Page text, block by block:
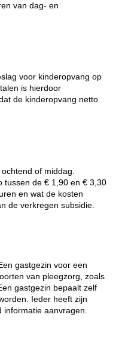
van dag- en
voor kinderopvang op
is hierdoor
de kinderopvang netto
of middag.
tussen de € 1,90 en € 3,30
en wat de kosten
de verkregen subsidie.
gastgezin voor een
van pleegzorg, zoals
gastgezin bepaalt zelf
Ieder heeft zijn
informatie aanvragen.